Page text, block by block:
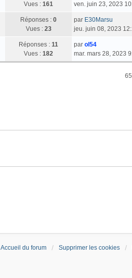
Vues : 161
ven. juin 23, 2023
Réponses : 0
Vues : 23
par E30Marsu
jeu. juin 08, 2023
Réponses : 11
Vues : 182
par ol54
mar. mars 28, 2023
Accueil du forum Supprimer les cookies